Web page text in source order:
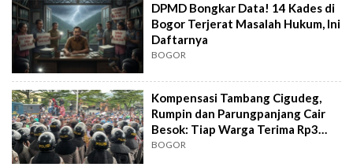
DPMD Bongkar Data! 14 Kades di
Bogor Terjerat Masalah Hukum, Ini
Daftarnya
BOGOR
Kompensasi Tambang Cigudeg,
Rumpin dan Parungpanjang Cair
Besok: Tiap Warga Terima Rp3
Juta
BOGOR